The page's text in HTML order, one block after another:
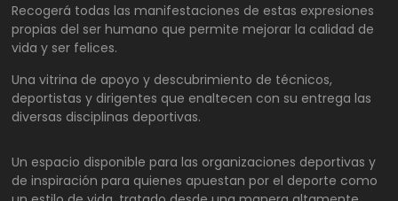
Recogerá todas las manifestaciones de estas expresiones
propias del ser humano que permite mejorar la calidad de
vida y ser felices.
Una vitrina de apoyo y descubrimiento de técnicos,
deportistas y dirigentes que enaltecen con su entrega las
diversas disciplinas deportivas.
Un espacio disponible para las organizaciones deportivas y
de inspiración para quienes apuestan por el deporte como